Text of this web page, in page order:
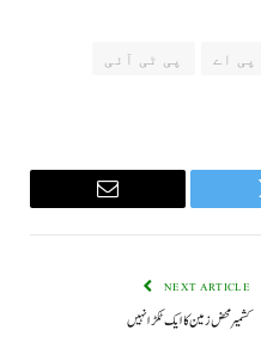
پی اے
پی ٹی آئی
Email
NEXT ARTICLE
کشمیر محض زمین کا ایک ٹکڑا نہیں